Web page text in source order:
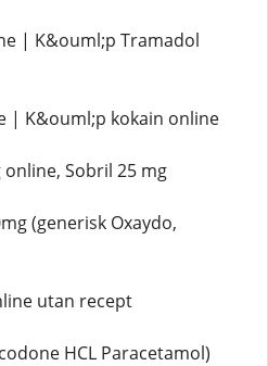
| K&ouml;p Tramadol
| K&ouml;p kokain online
Sobril 25 mg
(generisk Oxaydo,
utan recept
HCL Paracetamol)